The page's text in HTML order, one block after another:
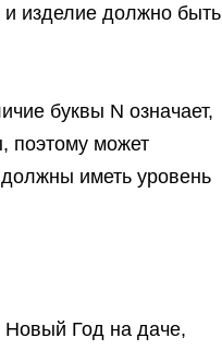
и изделие должно быть
буквы N означает,
поэтому может
иметь уровень
Новый Год на даче,